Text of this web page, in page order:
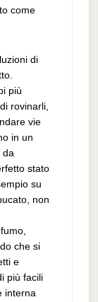
come
di
più
rovinarli,
vie
in un
da
stato
su
non
che si
e
più facili
interna